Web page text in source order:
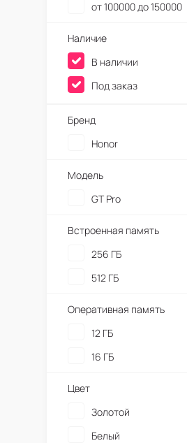
от 100000 до 150000
Наличие
В наличии
Под заказ
Бренд
Honor
Модель
GT Pro
Встроенная память
256 ГБ
512 ГБ
Оперативная память
12 ГБ
16 ГБ
Цвет
Золотой
Белый